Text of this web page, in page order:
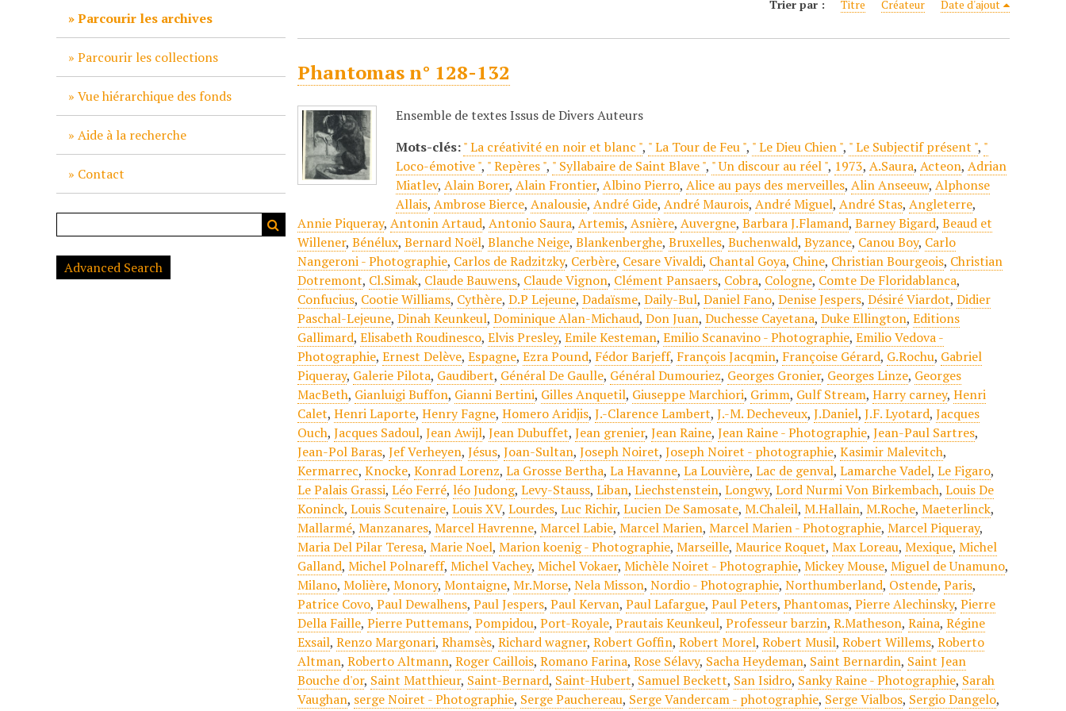
Parcourir les archives
Parcourir les collections
Vue hiérarchique des fonds
Aide à la recherche
Contact
Advanced Search
Trier par : Titre Créateur Date d'ajout
Phantomas n° 128-132
Ensemble de textes Issus de Divers Auteurs
Mots-clés:" La créativité en noir et blanc ", " La Tour de Feu ", " Le Dieu Chien ", " Le Subjectif présent ", "
Loco-émotive ", " Repères ", " Syllabaire de Saint Blave ", " Un discour au réel ", 1973,A.Saura,Acteon,Adrian
Miatlev,Alain Borer,Alain Frontier,Albino Pierro,Alice au pays des merveilles,Alin Anseeuw,Alphonse
Allais,Ambrose Bierce,Analousie,André Gide,André Maurois,André Miguel,André Stas,Angleterre,
Annie Piqueray,Antonin Artaud,Antonio Saura,Artemis,Asnière,Auvergne,Barbara J.Flamand,Barney Bigard,Beaud et
Willener,Bénélux,Bernard Noël,Blanche Neige,Blankenberghe,Bruxelles,Buchenwald,Byzance, Canou Boy, Carlo
Nangeroni - Photographie, Carlos de Radzitzky, Cerbère, Cesare Vivaldi, Chantal Goya, Chine, Christian Bourgeois, Christian
Dotremont, Cl.Simak, Claude Bauwens, Claude Vignon, Clément Pansaers, Cobra, Cologne, Comte De Floridablanca,
Confucius, Cootie Williams, Cythère,D.P Lejeune,Dadaïsme,Daily-Bul,Daniel Fano,Denise Jespers,Désiré Viardot,Didier
Paschal-Lejeune,Dinah Keunkeul,Dominique Alan-Michaud,Don Juan,Duchesse Cayetana,Duke Ellington,Editions
Gallimard,Elisabeth Roudinesco,Elvis Presley,Emile Kesteman,Emilio Scanavino - Photographie,Emilio Vedova -
Photographie,Ernest Delève,Espagne,Ezra Pound, Fédor Barjeff, François Jacqmin, Françoise Gérard, G.Rochu, Gabriel
Piqueray, Galerie Pilota, Gaudibert, Général De Gaulle, Général Dumouriez, Georges Gronier, Georges Linze, Georges
MacBeth, Gianluigi Buffon, Gianni Bertini, Gilles Anquetil, Giuseppe Marchiori, Grimm, Gulf Stream,Harry carney,Henri
Calet,Henri Laporte,Henry Fagne,Homero Aridjis,J.-Clarence Lambert,J.-M. Decheveux,J.Daniel,J.F. Lyotard,Jacques
Ouch,Jacques Sadoul,Jean Awijl,Jean Dubuffet,Jean grenier,Jean Raine,Jean Raine - Photographie,Jean-Paul Sartres,
Jean-Pol Baras,Jef Verheyen,Jésus,Joan-Sultan,Joseph Noiret,Joseph Noiret - photographie,Kasimir Malevitch,
Kermarrec,Knocke,Konrad Lorenz,La Grosse Bertha,La Havanne,La Louvière,Lac de genval,Lamarche Vadel,Le Figaro,
Le Palais Grassi,Léo Ferré,léo Judong,Levy-Stauss,Liban,Liechstenstein,Longwy,Lord Nurmi Von Birkembach,Louis De
Koninck,Louis Scutenaire,Louis XV,Lourdes,Luc Richir,Lucien De Samosate,M.Chaleil,M.Hallain,M.Roche,Maeterlinck,
Mallarmé,Manzanares,Marcel Havrenne,Marcel Labie,Marcel Marien,Marcel Marien - Photographie,Marcel Piqueray,
Maria Del Pilar Teresa,Marie Noel,Marion koenig - Photographie,Marseille,Maurice Roquet,Max Loreau,Mexique,Michel
Galland,Michel Polnareff,Michel Vachey,Michel Vokaer,Michèle Noiret - Photographie,Mickey Mouse,Miguel de Unamuno,
Milano,Molière,Monory,Montaigne,Mr.Morse,Nela Misson,Nordio - Photographie,Northumberland, Ostende,Paris,
Patrice Covo,Paul Dewalhens,Paul Jespers,Paul Kervan,Paul Lafargue,Paul Peters,Phantomas,Pierre Alechinsky,Pierre
Della Faille,Pierre Puttemans,Pompidou,Port-Royale,Prautais Keunkeul,Professeur barzin,R.Matheson,Raina,Régine
Exsail,Renzo Margonari,Rhamsès,Richard wagner,Robert Goffin,Robert Morel,Robert Musil,Robert Willems,Roberto
Altman,Roberto Altmann,Roger Caillois,Romano Farina,Rose Sélavy, Sacha Heydeman, Saint Bernardin, Saint Jean
Bouche d'or, Saint Matthieur, Saint-Bernard, Saint-Hubert, Samuel Beckett, San Isidro, Sanky Raine - Photographie, Sarah
Vaughan, serge Noiret - Photographie, Serge Pauchereau, Serge Vandercam - photographie, Serge Vialbos, Sergio Dangelo,